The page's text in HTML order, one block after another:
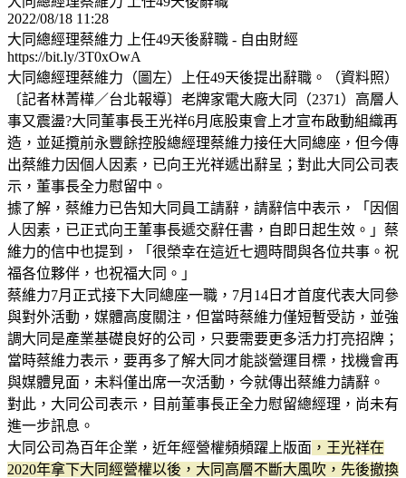
2022/08/18 11:28
大同總經理蔡維力 上任49天後辭職 - 自由財經
https://bit.ly/3T0xOwA
大同總經理蔡維力（圖左）上任49天後提出辭職。（資料照）
〔記者林菁樺／台北報導〕老牌家電大廠大同（2371）高層人
事又震盪?大同董事長王光祥6月底股東會上才宣布啟動組織再
造，並延攬前永豐餘控股總經理蔡維力接任大同總座，但今傳
出蔡維力因個人因素，已向王光祥遞出辭呈；對此大同公司表
示，董事長全力慰留中。
據了解，蔡維力已告知大同員工請辭，請辭信中表示，「因個
人因素，已正式向王董事長遞交辭任書，自即日起生效。」蔡
維力的信中也提到，「很榮幸在這近七週時間與各位共事。祝
福各位夥伴，也祝福大同。」
蔡維力7月正式接下大同總座一職，7月14日才首度代表大同參
與對外活動，媒體高度關注，但當時蔡維力僅短暫受訪，並強
調大同是產業基礎良好的公司，只要需要更多活力打亮招牌；
當時蔡維力表示，要再多了解大同才能談營運目標，找機會再
與媒體見面，未料僅出席一次活動，今就傳出蔡維力請辭。
對此，大同公司表示，目前董事長正全力慰留總經理，尚未有
進一步訊息。
大同公司為百年企業，近年經營權頻頻躍上版面 ，王光祥在
2020年拿下大同經營權以後，大同高層不斷大風吹，先後撤換